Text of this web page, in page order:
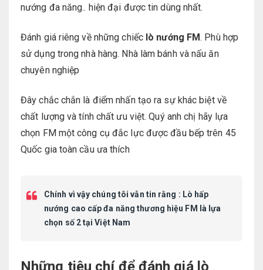
nướng đa năng.. hiện đại được tin dùng nhất.
Đánh giá riêng về những chiếc lò nướng FM. Phù hợp
sử dụng trong nhà hàng. Nhà làm bánh và nấu ăn
chuyên nghiệp
Đây chắc chắn là điểm nhấn tạo ra sự khác biệt về
chất lượng và tính chất ưu việt. Quý anh chị hãy lựa
chọn FM một công cụ đắc lực được đầu bếp trên 45
Quốc gia toàn cầu ưa thích
Chính vì vậy chúng tôi vẫn tin rằng : Lò hấp
nướng cao cấp đa năng thương hiệu FM là lựa
chọn số 2 tại Việt Nam
Những tiêu chí để đánh giá lò